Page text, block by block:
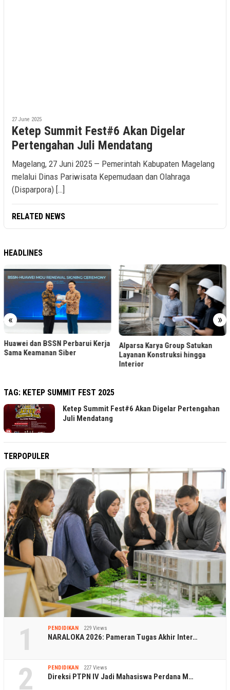
27 June 2025
Ketep Summit Fest#6 Akan Digelar
Pertengahan Juli Mendatang
Magelang, 27 Juni 2025 — Pemerintah Kabupaten Magelang
melalui Dinas Pariwisata Kepemudaan dan Olahraga
(Disparpora) […]
RELATED NEWS
HEADLINES
« »
Huawei dan BSSN Perbarui Kerja
Sama Keamanan Siber
Alparsa Karya Group Satukan
Layanan Konstruksi hingga
Interior
TAG: KETEP SUMMIT FEST 2025
Ketep Summit Fest#6 Akan Digelar Pertengahan
Juli Mendatang
TERPOPULER
1 PENDIDIKAN 229 Views
NARALOKA 2026: Pameran Tugas Akhir Inter…
2 PENDIDIKAN 227 Views
Direksi PTPN IV Jadi Mahasiswa Perdana M…